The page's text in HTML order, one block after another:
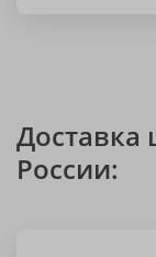
Доставка
России: